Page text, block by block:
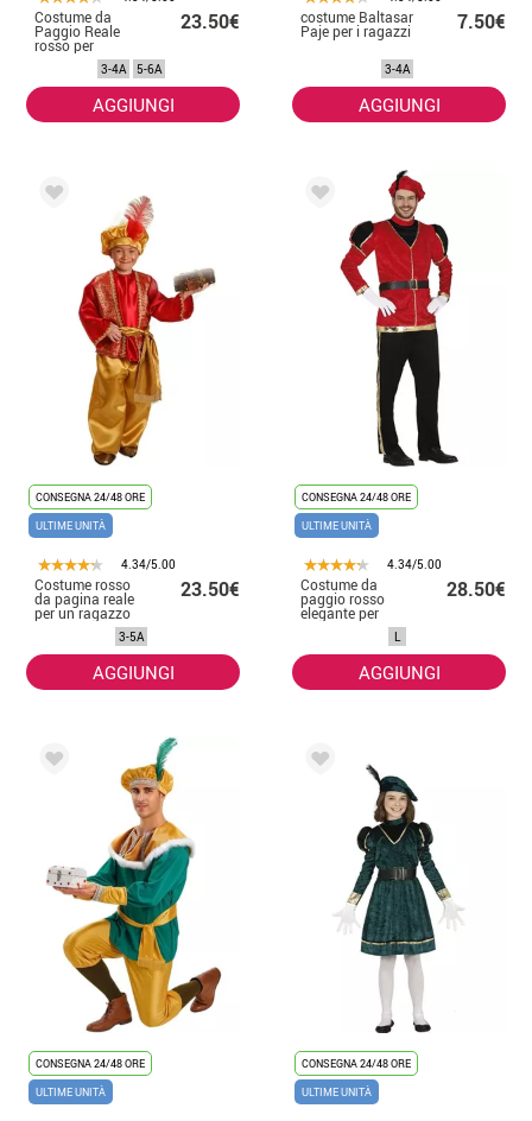
Costume da
Paggio Reale
rosso per
bambina
23.50€
3-4A 5-6A
AGGIUNGI
costume Baltasar
Paje per i ragazzi 7.50€
3-4A
AGGIUNGI
CONSEGNA 24/48 ORE
ULTIME UNITÀ
4.34/5.00
Costume rosso
da pagina reale
per un ragazzo
23.50€
3-5A
AGGIUNGI
CONSEGNA 24/48 ORE
ULTIME UNITÀ
4.34/5.00
Costume da
paggio rosso
elegante per
uomo
28.50€
L
AGGIUNGI
CONSEGNA 24/48 ORE
ULTIME UNITÀ
CONSEGNA 24/48 ORE
ULTIME UNITÀ